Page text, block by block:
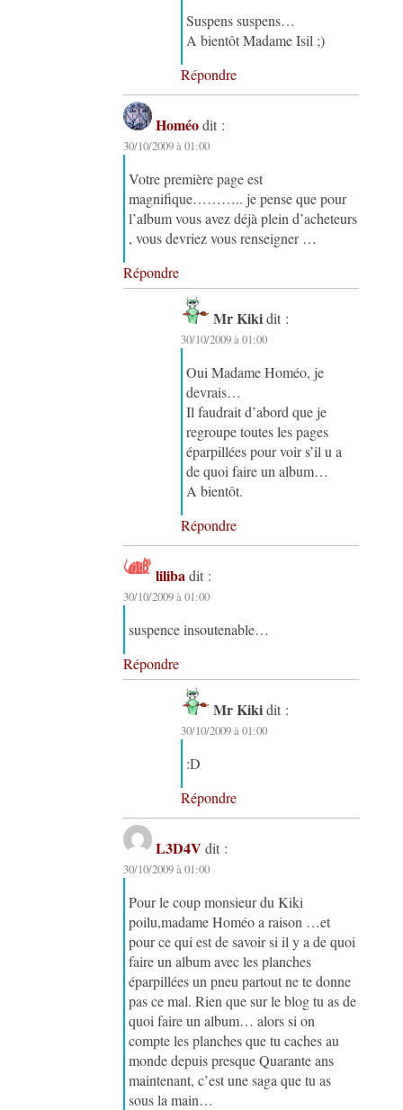
Suspens suspens…
A bientôt Madame Isil ;)
Répondre
Homéo dit :
30/10/2009 à 01:00
Votre première page est
magnifique……….. je pense que pour
l’album vous avez déjà plein d’acheteurs
, vous devriez vous renseigner …
Répondre
Mr Kiki dit :
30/10/2009 à 01:00
Oui Madame Homéo, je
devrais…
Il faudrait d’abord que je
regroupe toutes les pages
éparpillées pour voir s’il u a
de quoi faire un album…
A bientôt.
Répondre
liliba dit :
30/10/2009 à 01:00
suspence insoutenable…
Répondre
Mr Kiki dit :
30/10/2009 à 01:00
:D
Répondre
L3D4V dit :
30/10/2009 à 01:00
Pour le coup monsieur du Kiki
poilu,madame Homéo a raison …et
pour ce qui est de savoir si il y a de quoi
faire un album avec les planches
éparpillées un pneu partout ne te donne
pas ce mal. Rien que sur le blog tu as de
quoi faire un album… alors si on
compte les planches que tu caches au
monde depuis presque Quarante ans
maintenant, c’est une saga que tu as
sous la main…